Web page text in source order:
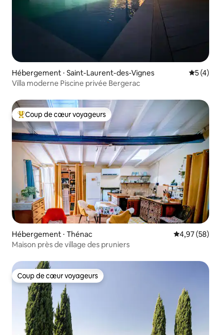
Hébergement ⋅ Saint-Laurent-des-Vignes
5 (4)
Villa moderne Piscine privée Bergerac
Coups de cœur voyageurs les plus appréciés
Coup de cœur voyageurs
Hébergement ⋅ Thénac Évaluation
4,97 (58)
Maison près de village des pruniers
Coup de cœur voyageurs
Coup de cœur voyageurs